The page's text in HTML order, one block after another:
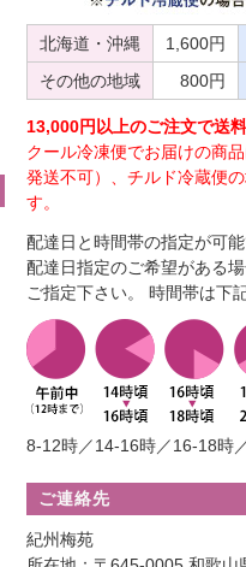
北海道・沖縄 1,600円
その他の地域
800円
13,000円以上のご注文で送
クール冷凍便でお届けの商
発送不可）、チルド冷蔵便
す。
配達日と時間帯の指定が可能
配達日指定のご希望がある
ご指定下さい。 時間帯は下
8-12時／14-16時／16-18時
ご連絡先
紀州梅苑